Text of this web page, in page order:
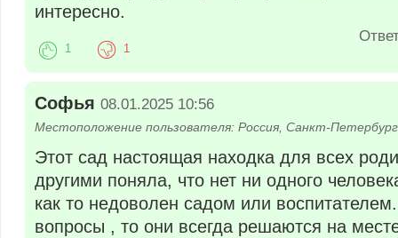
интересно.
1 1
Софья 08.01.2025 10:56
Местоположение пользователя: Россия, Санкт-Петербург
Этот сад настоящая находка для всех
другими поняла, что нет ни одного
как то недоволен садом или
вопросы , то они всегда решаются на